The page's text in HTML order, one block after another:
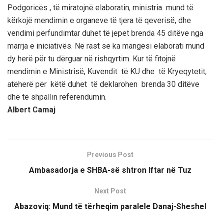
Podgoricës , të miratojnë elaboratin, ministria mund të
kërkojë mendimin e organeve të tjera të qeverisë, dhe
vendimi përfundimtar duhet të jepet brenda 45 ditëve nga
marrja e iniciativës. Në rast se ka mangësi elaborati mund
dy herë për tu dërguar në rishqyrtim. Kur të fitojnë
mendimin e Ministrisë, Kuvendit të KU dhe të Kryeqytetit,
atëherë për këtë duhet të deklarohen brenda 30 ditëve
dhe të shpallin referendumin.
Albert Camaj
Previous Post
Ambasadorja e SHBA-së shtron Iftar në Tuz
Next Post
Abazoviq: Mund të tërheqim paralele Danaj-Sheshel